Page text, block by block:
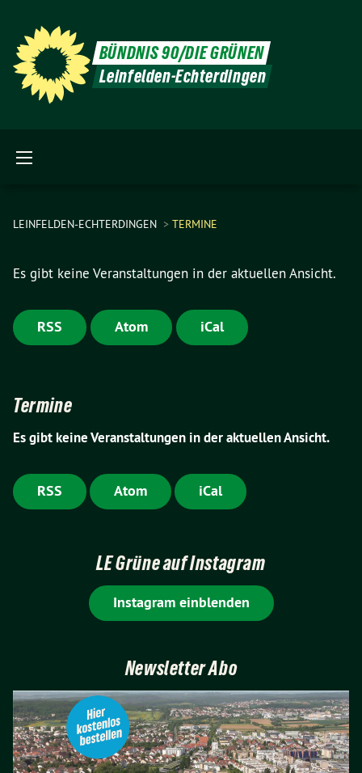
BÜNDNIS 90/DIE GRÜNEN
Leinfelden-Echterdingen
LEINFELDEN-ECHTERDINGEN TERMINE
Es gibt keine Veranstaltungen in der aktuellen Ansicht.
RSS Atom iCal
Termine
Es gibt keine Veranstaltungen in der aktuellen Ansicht.
RSS Atom iCal
LE Grüne auf Instagram
Instagram einblenden
Newsletter Abo